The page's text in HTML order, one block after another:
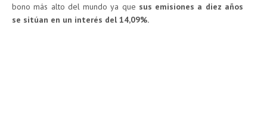
bono más alto del mundo ya que sus emisiones a diez años
se sitúan en un interés del 14,09%.